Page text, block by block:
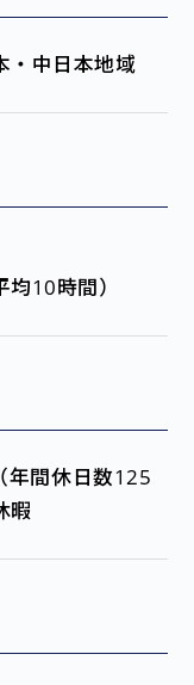
・中日本地域
10時間）
年間休日数125
暇